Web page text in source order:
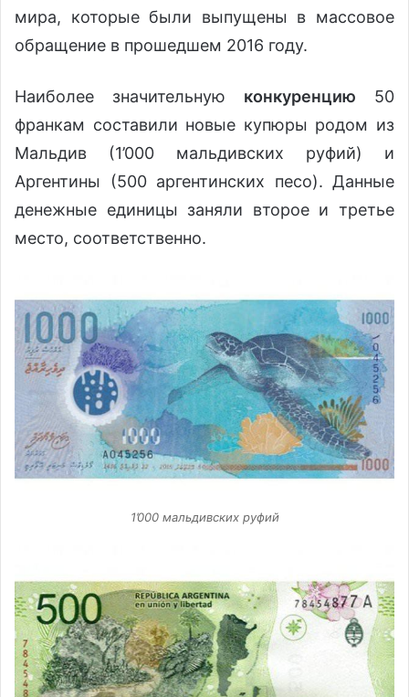
мира, которые были выпущены в массовое
обращение в прошедшем 2016 году.
Наиболее значительную конкуренцию 50
франкам составили новые купюры родом из
Мальдив (1’000 мальдивских руфий) и
Аргентины (500 аргентинских песо). Данные
денежные единицы заняли второе и третье
место, соответственно.
1’000 мальдивских руфий